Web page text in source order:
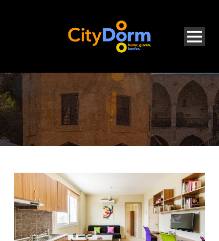
Türkçe